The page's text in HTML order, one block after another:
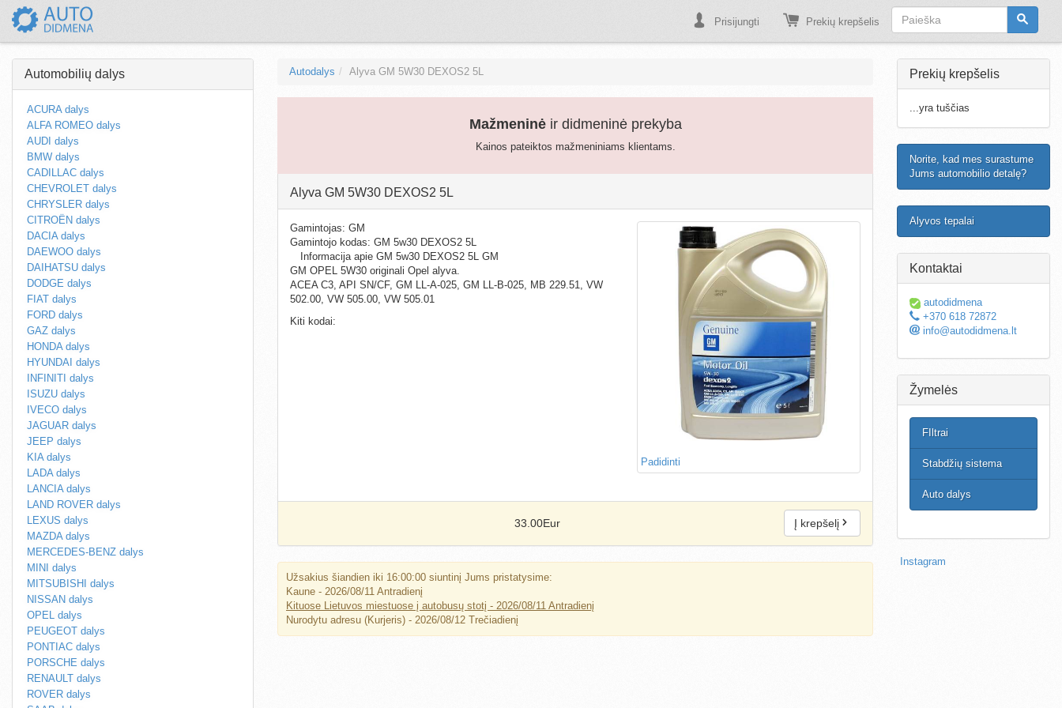
Prisijungti Prekių krepšelis
Automobilių dalys
ACURA dalys
ALFA ROMEO dalys
AUDI dalys
BMW dalys
CADILLAC dalys
CHEVROLET dalys
CHRYSLER dalys
CITROËN dalys
DACIA dalys
DAEWOO dalys
DAIHATSU dalys
DODGE dalys
FIAT dalys
FORD dalys
GAZ dalys
HONDA dalys
HYUNDAI dalys
INFINITI dalys
ISUZU dalys
IVECO dalys
JAGUAR dalys
JEEP dalys
KIA dalys
LADA dalys
LANCIA dalys
LAND ROVER dalys
LEXUS dalys
MAZDA dalys
MERCEDES-BENZ dalys
MINI dalys
MITSUBISHI dalys
NISSAN dalys
OPEL dalys
PEUGEOT dalys
PONTIAC dalys
PORSCHE dalys
RENAULT dalys
ROVER dalys
Autodalys Alyva GM 5W30 DEXOS2 5L
Mažmeninėir didmeninė prekyba
Kainos pateiktos mažmeniniams klientams.
Alyva GM 5W30 DEXOS2 5L
Gamintojas: GM
Gamintojo kodas: GM 5w30 DEXOS2 5L
Informacija apie GM 5w30 DEXOS2 5L GM
GM OPEL 5W30 originali Opel alyva.
ACEA C3, API SN/CF, GM LL-A-025, GM LL-B-025, MB 229.51, VW
502.00, VW 505.00, VW 505.01
Kiti kodai:
Padidinti
Į krepšelį
33.00Eur
Užsakius šiandien iki 16:00:00 siuntinį Jums pristatysime:
Kaune - 2026/08/11 Antradienį
Kituose Lietuvos miestuose į autobusų stotį - 2026/08/11 Antradienį
Nurodytu adresu (Kurjeris) - 2026/08/12 Trečiadienį
Prekių krepšelis
...yra tuščias
Norite, kad mes surastume
Jums automobilio detalę?
Alyvos tepalai
Kontaktai
autodidmena
+370 618 72872
info@autodidmena.lt
Žymelės
FIltrai
Stabdžių sistema
Auto dalys
Instagram